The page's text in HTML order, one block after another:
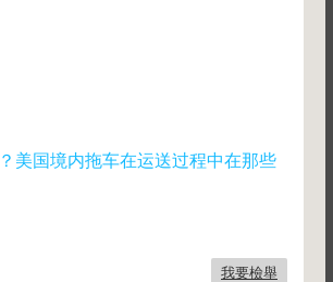
美国境内拖车在运送过程中在那些
我要檢舉